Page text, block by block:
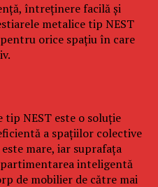
întreținere facilă și
metalice tip NEST
orice spațiu în care
NEST este o soluție
a spațiilor colective
mare, iar suprafața
inteligentă
de mobilier de către mai